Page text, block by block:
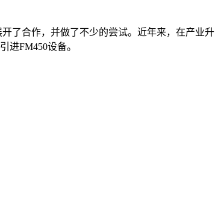
了合作，并做了不少的尝试。近年来，在产业升
进FM450设备。